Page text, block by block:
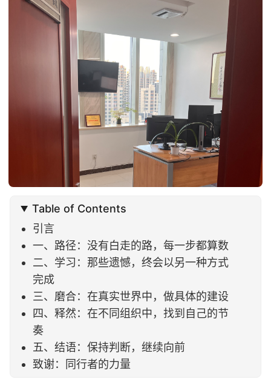
Table of Contents
引言
一、路径：没有白走的路，每一步都算数
二、学习：那些遗憾，终会以另一种方式
完成
三、磨合：在真实世界中，做具体的建设
四、释然：在不同组织中，找到自己的节
奏
五、结语：保持判断，继续向前
致谢：同行者的力量